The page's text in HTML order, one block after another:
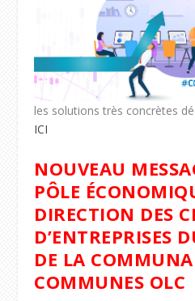
les solutions très concrètes
ICI
NOUVEAU
PÔLE
DIRECTION DES
D’ENTREPRISES
DE LA
COMMUNES OLC